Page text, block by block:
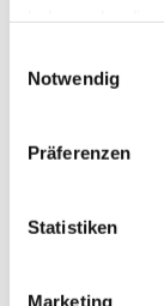
Notwendig
Präferenzen
Statistiken
Marketing
mit Momenten
feiner